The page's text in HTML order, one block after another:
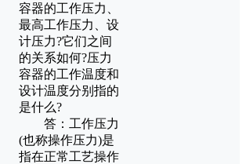
容器的工作压力、
最高工作压力、设
计压力?它们之间
的关系如何?压力
容器的工作温度和
设计温度分别指的
是什么?
答：工作压力
(也称操作压力)是
指在正常工艺操作